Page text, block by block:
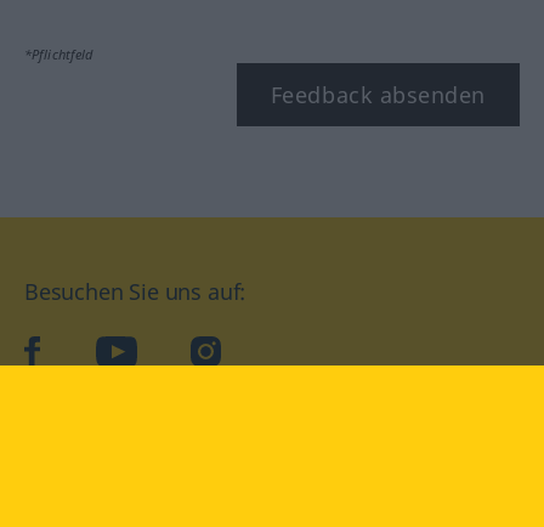
*Pflichtfeld
Feedback absenden
Besuchen Sie uns auf:
facebookYouTube Instagram